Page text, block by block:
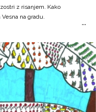
z risanjem. Kako
na gradu.